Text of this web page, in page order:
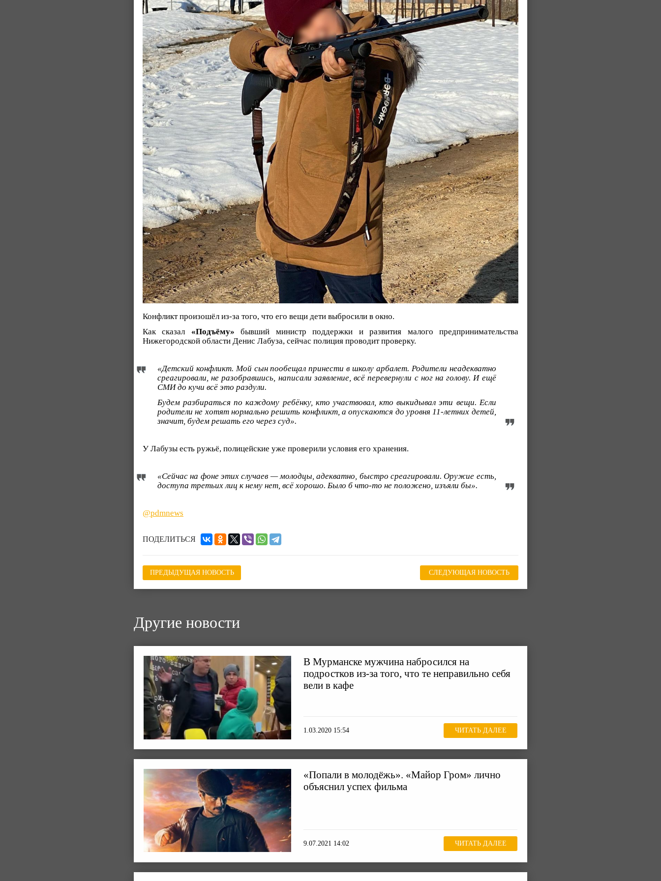
Конфликт произошёл из-за того, что его вещи дети выбросили в окно.
Как сказал «Подъёму» бывший министр поддержки и развития малого предпринимательства
Нижегородской области Денис Лабуза, сейчас полиция проводит проверку.
«Детский конфликт. Мой сын пообещал принести в школу арбалет. Родители неадекватно
среагировали, не разобравшись, написали заявление, всё перевернули с ног на голову. И ещё
СМИ до кучи всё это раздули.
Будем разбираться по каждому ребёнку, кто участвовал, кто выкидывал эти вещи. Если
родители не хотят нормально решить конфликт, а опускаются до уровня 11-летних детей,
значит, будем решать его через суд».
У Лабузы есть ружьё, полицейские уже проверили условия его хранения.
«Сейчас на фоне этих случаев — молодцы, адекватно, быстро среагировали. Оружие есть,
доступа третьих лиц к нему нет, всё хорошо. Было б что-то не положено, изъяли бы».
@pdmnews
ПОДЕЛИТЬСЯ
ПРЕДЫДУЩАЯ НОВОСТЬ СЛЕДУЮЩАЯ НОВОСТЬ
Другие новости
В Мурманске мужчина набросился на
подростков из-за того, что те неправильно себя
вели в кафе
1.03.2020 15:54 ЧИТАТЬ ДАЛЕЕ
«Попали в молодёжь». «Майор Гром» лично
объяснил успех фильма
9.07.2021 14:02 ЧИТАТЬ ДАЛЕЕ